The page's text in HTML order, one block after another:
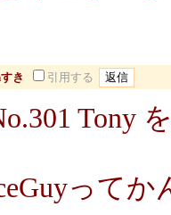
き 引用する
Tony
ってか